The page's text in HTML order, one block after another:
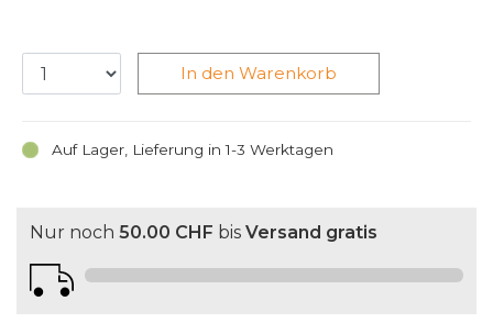
Auf Lager, Lieferung in 1-3 Werktagen
In den Warenkorb
Nur noch 50.00 CHF bis Versand gratis